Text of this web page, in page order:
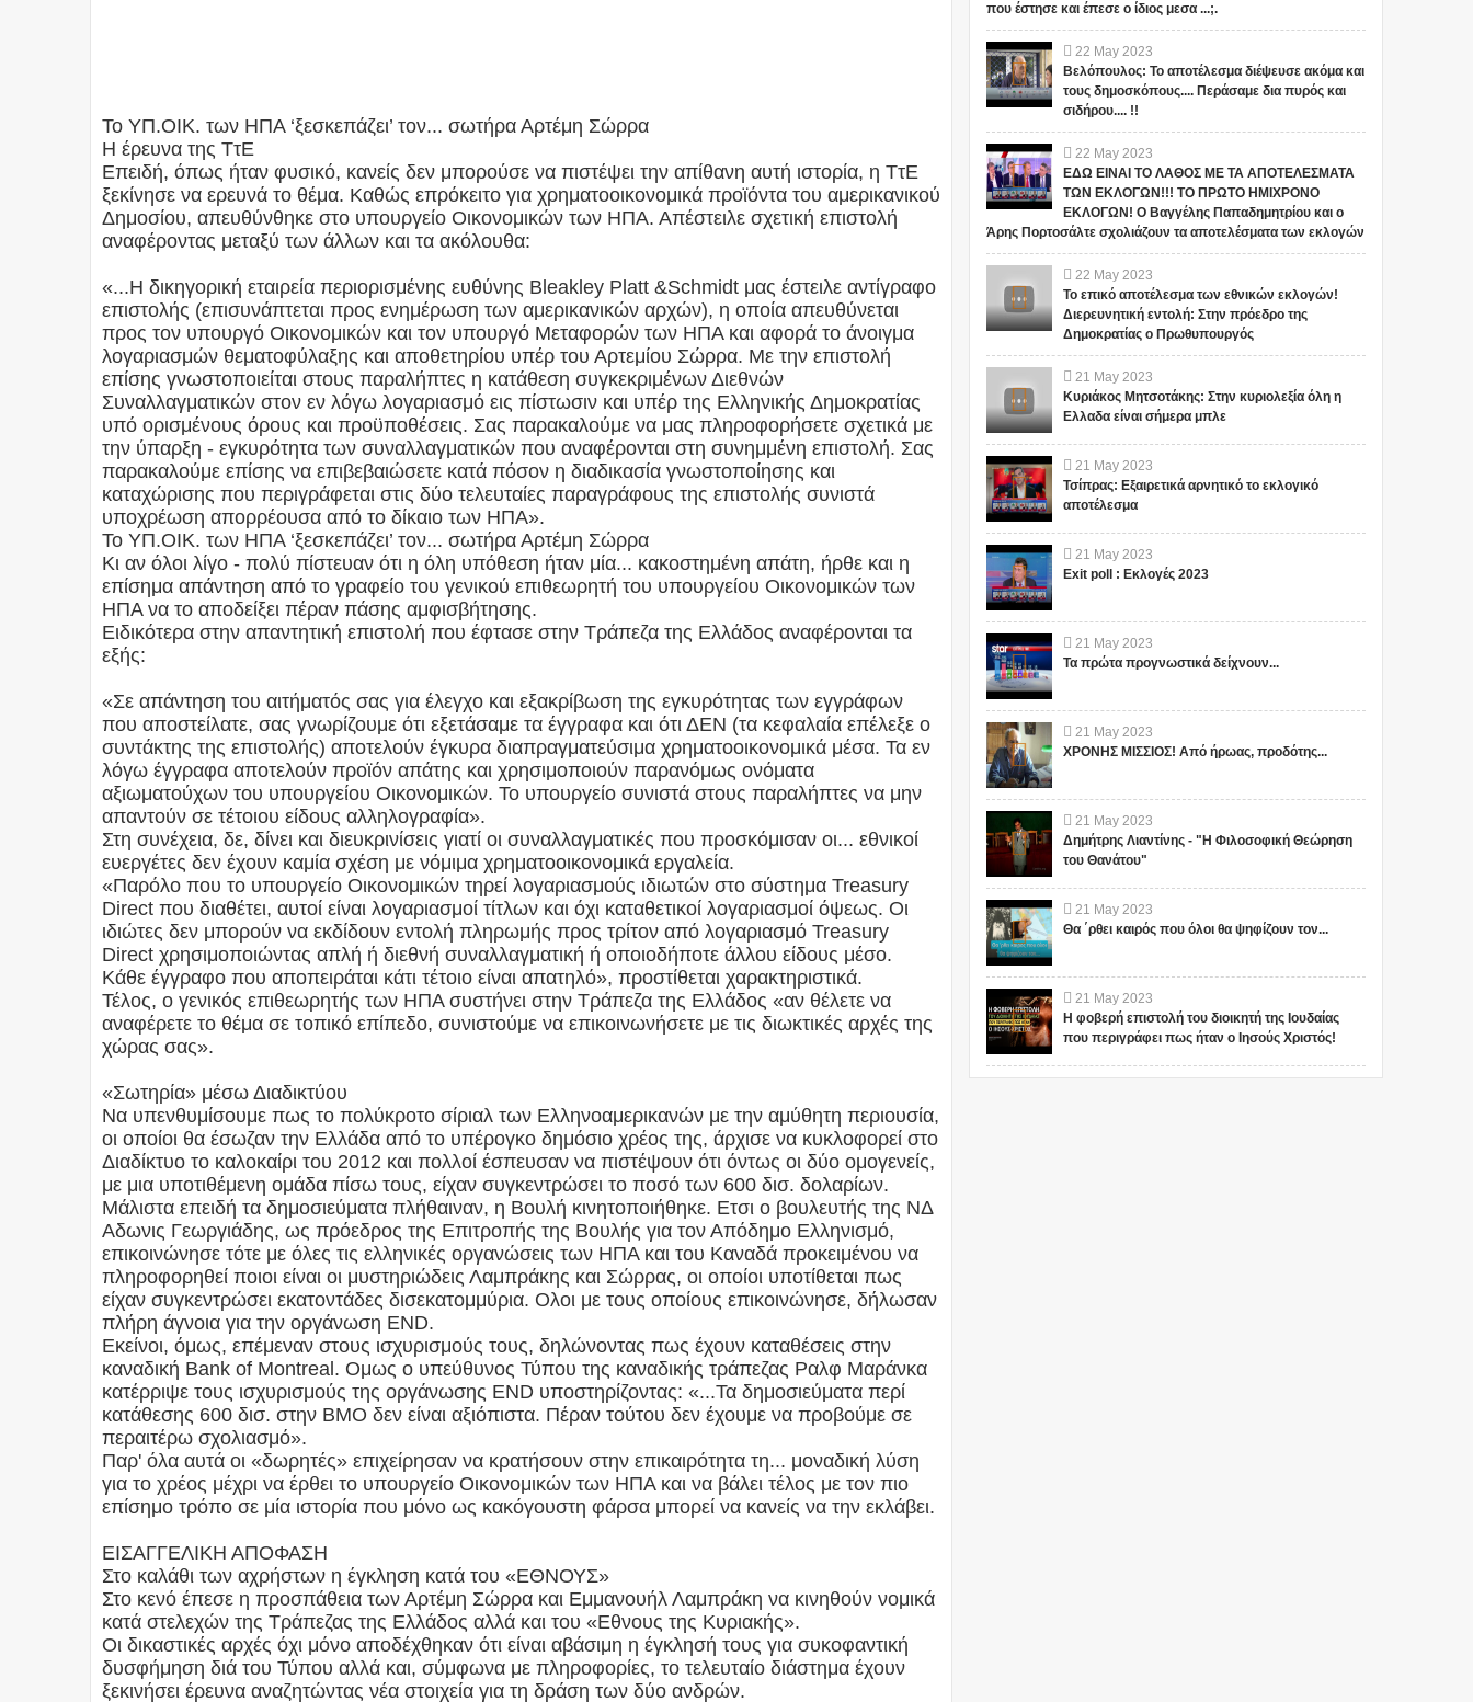
To ΥΠ.ΟΙΚ. των ΗΠΑ ‘ξεσκεπάζει’ τον... σωτήρα Αρτέμη Σώρρα
Η έρευνα της ΤτΕ
Επειδή, όπως ήταν φυσικό, κανείς δεν μπορούσε να πιστέψει την απίθανη αυτή ιστορία, η ΤτΕ
ξεκίνησε να ερευνά το θέμα. Καθώς επρόκειτο για χρηματοοικονομικά προϊόντα του αμερικανικού
Δημοσίου, απευθύνθηκε στο υπουργείο Οικονομικών των ΗΠΑ. Απέστειλε σχετική επιστολή
αναφέροντας μεταξύ των άλλων και τα ακόλουθα:
«...Η δικηγορική εταιρεία περιορισμένης ευθύνης Bleakley Platt &Schmidt μας έστειλε αντίγραφο
επιστολής (επισυνάπτεται προς ενημέρωση των αμερικανικών αρχών), η οποία απευθύνεται
προς τον υπουργό Οικονομικών και τον υπουργό Μεταφορών των ΗΠΑ και αφορά το άνοιγμα
λογαριασμών θεματοφύλαξης και αποθετηρίου υπέρ του Αρτεμίου Σώρρα. Με την επιστολή
επίσης γνωστοποιείται στους παραλήπτες η κατάθεση συγκεκριμένων Διεθνών
Συναλλαγματικών στον εν λόγω λογαριασμό εις πίστωσιν και υπέρ της Ελληνικής Δημοκρατίας
υπό ορισμένους όρους και προϋποθέσεις. Σας παρακαλούμε να μας πληροφορήσετε σχετικά με
την ύπαρξη - εγκυρότητα των συναλλαγματικών που αναφέρονται στη συνημμένη επιστολή. Σας
παρακαλούμε επίσης να επιβεβαιώσετε κατά πόσον η διαδικασία γνωστοποίησης και
καταχώρισης που περιγράφεται στις δύο τελευταίες παραγράφους της επιστολής συνιστά
υποχρέωση απορρέουσα από το δίκαιο των ΗΠΑ».
To ΥΠ.ΟΙΚ. των ΗΠΑ ‘ξεσκεπάζει’ τον... σωτήρα Αρτέμη Σώρρα
Κι αν όλοι λίγο - πολύ πίστευαν ότι η όλη υπόθεση ήταν μία... κακοστημένη απάτη, ήρθε και η
επίσημα απάντηση από το γραφείο του γενικού επιθεωρητή του υπουργείου Οικονομικών των
ΗΠΑ να το αποδείξει πέραν πάσης αμφισβήτησης.
Ειδικότερα στην απαντητική επιστολή που έφτασε στην Τράπεζα της Ελλάδος αναφέρονται τα
εξής:
«Σε απάντηση του αιτήματός σας για έλεγχο και εξακρίβωση της εγκυρότητας των εγγράφων
που αποστείλατε, σας γνωρίζουμε ότι εξετάσαμε τα έγγραφα και ότι ΔΕΝ (τα κεφαλαία επέλεξε ο
συντάκτης της επιστολής) αποτελούν έγκυρα διαπραγματεύσιμα χρηματοοικονομικά μέσα. Τα εν
λόγω έγγραφα αποτελούν προϊόν απάτης και χρησιμοποιούν παρανόμως ονόματα
αξιωματούχων του υπουργείου Οικονομικών. Το υπουργείο συνιστά στους παραλήπτες να μην
απαντούν σε τέτοιου είδους αλληλογραφία».
Στη συνέχεια, δε, δίνει και διευκρινίσεις γιατί οι συναλλαγματικές που προσκόμισαν οι... εθνικοί
ευεργέτες δεν έχουν καμία σχέση με νόμιμα χρηματοοικονομικά εργαλεία.
«Παρόλο που το υπουργείο Οικονομικών τηρεί λογαριασμούς ιδιωτών στο σύστημα Treasury
Direct που διαθέτει, αυτοί είναι λογαριασμοί τίτλων και όχι καταθετικοί λογαριασμοί όψεως. Οι
ιδιώτες δεν μπορούν να εκδίδουν εντολή πληρωμής προς τρίτον από λογαριασμό Treasury
Direct χρησιμοποιώντας απλή ή διεθνή συναλλαγματική ή οποιοδήποτε άλλου είδους μέσο.
Κάθε έγγραφο που αποπειράται κάτι τέτοιο είναι απατηλό», προστίθεται χαρακτηριστικά.
Τέλος, ο γενικός επιθεωρητής των ΗΠΑ συστήνει στην Τράπεζα της Ελλάδος «αν θέλετε να
αναφέρετε το θέμα σε τοπικό επίπεδο, συνιστούμε να επικοινωνήσετε με τις διωκτικές αρχές της
χώρας σας».
«Σωτηρία» μέσω Διαδικτύου
Να υπενθυμίσουμε πως το πολύκροτο σίριαλ των Ελληνοαμερικανών με την αμύθητη περιουσία,
οι οποίοι θα έσωζαν την Ελλάδα από το υπέρογκο δημόσιο χρέος της, άρχισε να κυκλοφορεί στο
Διαδίκτυο το καλοκαίρι του 2012 και πολλοί έσπευσαν να πιστέψουν ότι όντως οι δύο ομογενείς,
με μια υποτιθέμενη ομάδα πίσω τους, είχαν συγκεντρώσει το ποσό των 600 δισ. δολαρίων.
Μάλιστα επειδή τα δημοσιεύματα πλήθαιναν, η Βουλή κινητοποιήθηκε. Ετσι ο βουλευτής της ΝΔ
Αδωνις Γεωργιάδης, ως πρόεδρος της Επιτροπής της Βουλής για τον Απόδημο Ελληνισμό,
επικοινώνησε τότε με όλες τις ελληνικές οργανώσεις των ΗΠΑ και του Καναδά προκειμένου να
πληροφορηθεί ποιοι είναι οι μυστηριώδεις Λαμπράκης και Σώρρας, οι οποίοι υποτίθεται πως
είχαν συγκεντρώσει εκατοντάδες δισεκατομμύρια. Ολοι με τους οποίους επικοινώνησε, δήλωσαν
πλήρη άγνοια για την οργάνωση END.
Εκείνοι, όμως, επέμεναν στους ισχυρισμούς τους, δηλώνοντας πως έχουν καταθέσεις στην
καναδική Bank of Montreal. Ομως ο υπεύθυνος Τύπου της καναδικής τράπεζας Ραλφ Μαράνκα
κατέρριψε τους ισχυρισμούς της οργάνωσης END υποστηρίζοντας: «...Τα δημοσιεύματα περί
κατάθεσης 600 δισ. στην BMO δεν είναι αξιόπιστα. Πέραν τούτου δεν έχουμε να προβούμε σε
περαιτέρω σχολιασμό».
Παρ' όλα αυτά οι «δωρητές» επιχείρησαν να κρατήσουν στην επικαιρότητα τη... μοναδική λύση
για το χρέος μέχρι να έρθει το υπουργείο Οικονομικών των ΗΠΑ και να βάλει τέλος με τον πιο
επίσημο τρόπο σε μία ιστορία που μόνο ως κακόγουστη φάρσα μπορεί να κανείς να την εκλάβει.
ΕΙΣΑΓΓΕΛΙΚΗ ΑΠΟΦΑΣΗ
Στο καλάθι των αχρήστων η έγκληση κατά του «ΕΘΝΟΥΣ»
Στο κενό έπεσε η προσπάθεια των Αρτέμη Σώρρα και Εμμανουήλ Λαμπράκη να κινηθούν νομικά
κατά στελεχών της Τράπεζας της Ελλάδος αλλά και του «Εθνους της Κυριακής».
Οι δικαστικές αρχές όχι μόνο αποδέχθηκαν ότι είναι αβάσιμη η έγκλησή τους για συκοφαντική
δυσφήμηση διά του Τύπου αλλά και, σύμφωνα με πληροφορίες, το τελευταίο διάστημα έχουν
ξεκινήσει έρευνα αναζητώντας νέα στοιχεία για τη δράση των δύο ανδρών.
που έστησε και έπεσε ο ίδιος μεσα ...;.
22 May 2023
Βελόπουλος: Το αποτέλεσμα διέψευσε ακόμα και
τους δημοσκόπους.... Περάσαμε δια πυρός και
σιδήρου.... !!
22 May 2023
ΕΔΩ ΕΙΝΑΙ ΤΟ ΛΑΘΟΣ ΜΕ ΤΑ ΑΠΟΤΕΛΕΣΜΑΤΑ
ΤΩΝ ΕΚΛΟΓΩΝ!!! ΤΟ ΠΡΩΤΟ ΗΜΙΧΡΟΝΟ
ΕΚΛΟΓΩΝ! Ο Βαγγέλης Παπαδημητρίου και ο
Άρης Πορτοσάλτε σχολιάζουν τα αποτελέσματα των εκλογών
22 May 2023
Το επικό αποτέλεσμα των εθνικών εκλογών!
Διερευνητική εντολή: Στην πρόεδρο της
Δημοκρατίας ο Πρωθυπουργός
21 May 2023
Κυριάκος Μητσοτάκης: Στην κυριολεξία όλη η
Ελλαδα είναι σήμερα μπλε
21 May 2023
Τσίπρας: Εξαιρετικά αρνητικό το εκλογικό
αποτέλεσμα
21 May 2023
Exit poll : Εκλογές 2023
21 May 2023
Τα πρώτα προγνωστικά δείχνουν...
21 May 2023
ΧΡΟΝΗΣ ΜΙΣΣΙΟΣ! Από ήρωας, προδότης...
21 May 2023
Δημήτρης Λιαντίνης - "Η Φιλοσοφική Θεώρηση
του Θανάτου"
21 May 2023
Θα ΄ρθει καιρός που όλοι θα ψηφίζουν τον...
21 May 2023
Η φοβερή επιστολή του διοικητή της Ιουδαίας
που περιγράφει πως ήταν ο Ιησούς Χριστός!